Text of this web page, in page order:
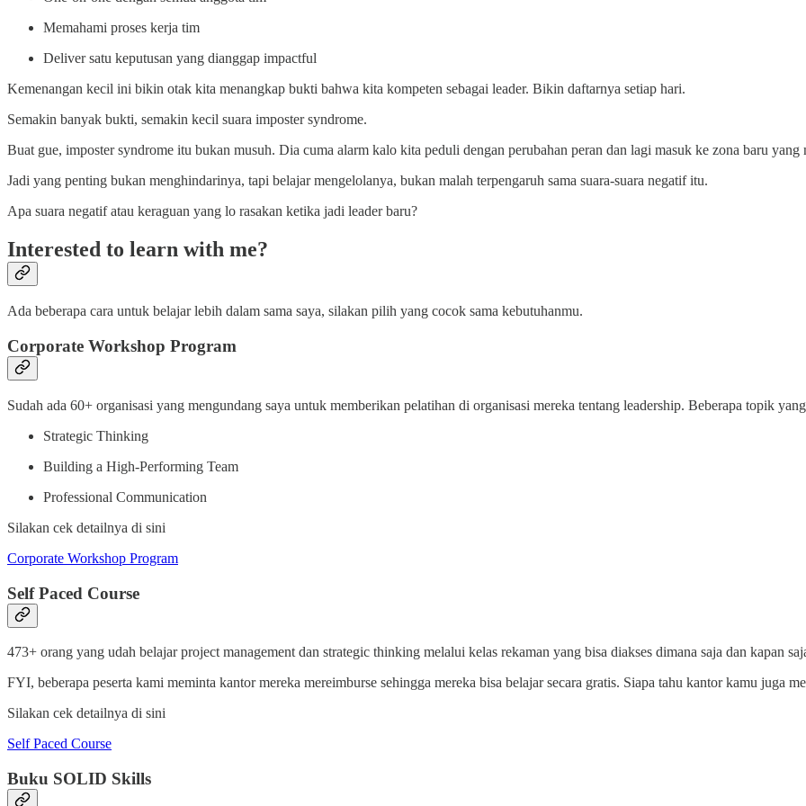
Memahami proses kerja tim
Deliver satu keputusan yang dianggap impactful
Kemenangan kecil ini bikin otak kita menangkap bukti bahwa kita kompeten sebagai leader. Bikin daftarnya setiap hari.
Semakin banyak bukti, semakin kecil suara imposter syndrome.
Buat gue, imposter syndrome itu bukan musuh. Dia cuma alarm kalo kita peduli dengan perubahan peran dan lagi masuk ke zona baru yang
Jadi yang penting bukan menghindarinya, tapi belajar mengelolanya, bukan malah terpengaruh sama suara-suara negatif itu.
Apa suara negatif atau keraguan yang lo rasakan ketika jadi leader baru?
Interested to learn with me?
Ada beberapa cara untuk belajar lebih dalam sama saya, silakan pilih yang cocok sama kebutuhanmu.
Corporate Workshop Program
Sudah ada 60+ organisasi yang mengundang saya untuk memberikan pelatihan di organisasi mereka tentang leadership. Beberapa topik
Strategic Thinking
Building a High-Performing Team
Professional Communication
Silakan cek detailnya di sini
Corporate Workshop Program
Self Paced Course
473+ orang yang udah belajar project management dan strategic thinking melalui kelas rekaman yang bisa diakses dimana saja dan kapan
FYI, beberapa peserta kami meminta kantor mereka mereimburse sehingga mereka bisa belajar secara gratis. Siapa tahu kantor kamu juga
Silakan cek detailnya di sini
Self Paced Course
Buku SOLID Skills